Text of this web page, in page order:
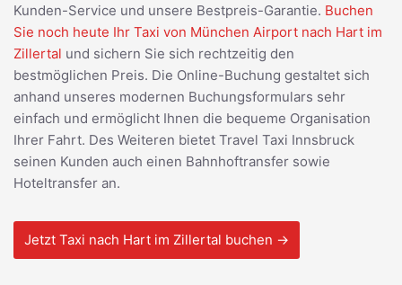
Kunden-Service und unsere Bestpreis-Garantie. Buchen
Sie noch heute Ihr Taxi von München Airport nach Hart im
Zillertal und sichern Sie sich rechtzeitig den
bestmöglichen Preis. Die Online-Buchung gestaltet sich
anhand unseres modernen Buchungsformulars sehr
einfach und ermöglicht Ihnen die bequeme Organisation
Ihrer Fahrt. Des Weiteren bietet Travel Taxi Innsbruck
seinen Kunden auch einen Bahnhoftransfer sowie
Hoteltransfer an.
Jetzt Taxi nach Hart im Zillertal buchen →